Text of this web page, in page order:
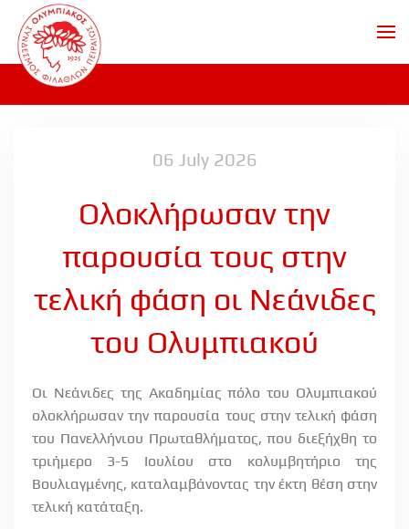
Skip to main content
06 July 2026
Ολοκλήρωσαν την
παρουσία τους στην
τελική φάση οι Νεάνιδες
του Ολυμπιακού
Οι Νεάνιδες της Ακαδημίας πόλο του Ολυμπιακού
ολοκλήρωσαν την παρουσία τους στην τελική φάση
του Πανελλήνιου Πρωταθλήματος, που διεξήχθη το
τριήμερο 3-5 Ιουλίου στο κολυμβητήριο της
Βουλιαγμένης, καταλαμβάνοντας την έκτη θέση στην
τελική κατάταξη.